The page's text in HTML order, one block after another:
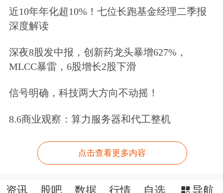
1.2%、1.5%调降至0.5%；将债券型基
金的认购费率、申购费率上限由0.6%、
0.8%调降至0.3%。将股票型基金和混合
型基金的销售服务费率上限由每年0.6%
调降至每年0.4%；将指数型基金和债券
售服务费率上限由0.25%调降至
近10年年化超10%！七位长跑基金经理二季报
深度解读
深夜8股发中报，创新药龙头暴增627%，
MLCC暴雷，6股增长2股下滑
信号明确，科技两大方向不动摇！
8.6商业观察：算力服务器和代工整机
点击查看更多内容
资讯 股吧 数据 行情 自选 导航